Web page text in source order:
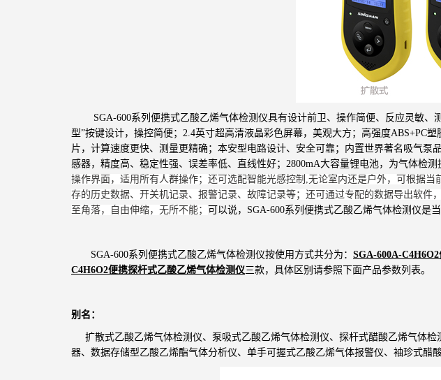
SGA-600系列便携式乙酸乙烯气体检测仪具有设计前卫、操作简便、反应灵敏、
型”按键设计，操控简便；2.4英寸超高清液晶彩色屏幕，美观大方；高强度ABS+PC
片，计算速度更快、测量更精确；本安型电路设计、安全可靠；内置世界著名吸气
感器，精度高、稳定性强、误差率低、直线性好；2800mA大容量锂电池，为气体检测
操作界面，适用所有人群操作；还可选配智能光感控制,无论室内还是户外，可根据
存的历史数据、开关机记录、报警记录、故障记录等；还可通过专配的数据导出软
至角落，自由伸缩，无所不能； 可以说，SGA-600系列便携式乙酸乙烯气体检测仪是
SGA-600系列便携式乙酸乙烯气体检测仪按使用方式共分为： SGA-600A-
C4H6O2便携探杆式乙酸乙烯气体检测仪三款，具体区别请参照下面产品参数列表。
别名：
扩散式乙酸乙烯气体检测仪、泵吸式乙酸乙烯气体检测仪、探杆式醋酸乙烯气体
器、数据存储型乙酸乙烯酯气体分析仪、单手可握式乙酸乙烯气体报警仪、袖珍式醋